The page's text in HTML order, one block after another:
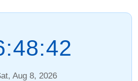
Aug 8, 2026